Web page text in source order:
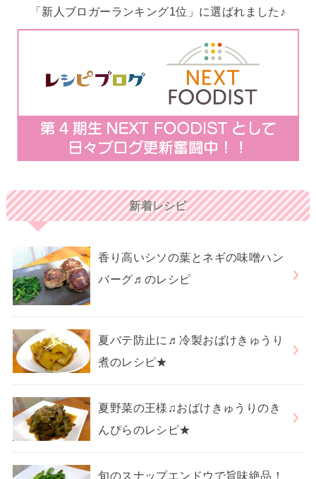
「新人ブロガーランキング1位」に選ばれました♪
新着レシピ
香り高いシソの葉とネギの味噌ハン
バーグ♬のレシピ
夏バテ防止に♬冷製おばけきゅうり
煮のレシピ★
夏野菜の王様♫おばけきゅうりのき
んぴらのレシピ★
旬のスナップエンドウで旨味絶品！